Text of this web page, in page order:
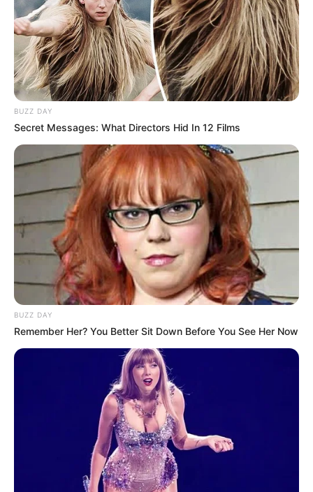
BUZZ DAY
Secret Messages: What Directors Hid In 12 Films
BUZZ DAY
Remember Her? You Better Sit Down Before You See Her Now